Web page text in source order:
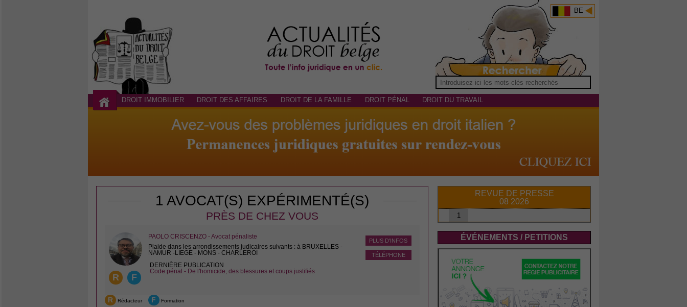
BE
DROIT IMMOBILIER DROIT DES AFFAIRES DROIT DE LA FAMILLE DROIT PÉNAL DROIT DU TRAVAIL
1 AVOCAT(S) EXPÉRIMENTÉ(S)
PRÈS DE CHEZ VOUS
R F
PLUS D'INFOS
TÉLÉPHONE
PAOLO CRISCENZO - Avocat pénaliste
Plaide dans les arrondissements judicaires suivants : à BRUXELLES -
NAMUR -LIEGE - MONS - CHARLEROI
DERNIÈRE PUBLICATION
Code pénal - De l'homicide, des blessures et coups justifiés
R Rédacteur F Formation
REVUE DE PRESSE
08 2026
1
ÉVÉNEMENTS / PETITIONS